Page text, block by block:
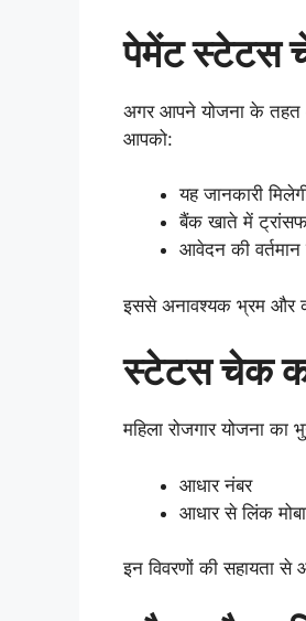
पेमेंट स्टेटस
अगर आपने योजना के तहत
आपको:
यह जानकारी
बैंक खाते में
आवेदन की वर्तमान
इससे अनावश्यक भ्रम और
स्टेटस चेक
महिला रोजगार योजना
आधार नंबर
आधार से लिंक
इन विवरणों की सहायता